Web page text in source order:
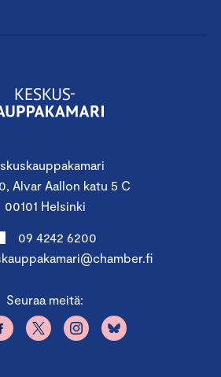
Alvar Aallon katu 5 C
00101 Helsinki
09 4242 6200
Seuraa meitä: